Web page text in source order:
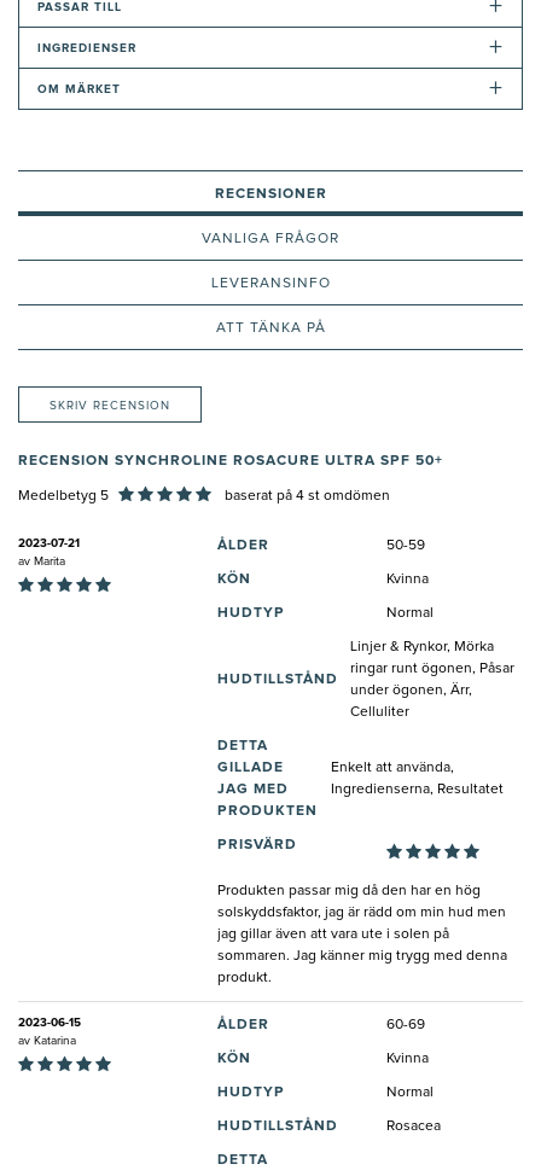
PASSAR TILL +
INGREDIENSER +
OM MÄRKET +
RECENSIONER
VANLIGA FRÅGOR
LEVERANSINFO
ATT TÄNKA PÅ
SKRIV RECENSION
RECENSION SYNCHROLINE ROSACURE ULTRA SPF 50+
Medelbetyg 5 baserat på 4 st omdömen
2023-07-21
av Marita
ÅLDER 50-59
KÖN Kvinna
HUDTYP Normal
HUDTILLSTÅND
Linjer & Rynkor, Mörka
ringar runt ögonen, Påsar
under ögonen, Ärr,
Celluliter
DETTA
GILLADE
JAG MED
PRODUKTEN
Enkelt att använda,
Ingredienserna, Resultatet
PRISVÄRD
Produkten passar mig då den har en hög
solskyddsfaktor, jag är rädd om min hud men
jag gillar även att vara ute i solen på
sommaren. Jag känner mig trygg med denna
produkt.
2023-06-15
av Katarina
ÅLDER 60-69
KÖN Kvinna
HUDTYP Normal
HUDTILLSTÅND Rosacea
DETTA